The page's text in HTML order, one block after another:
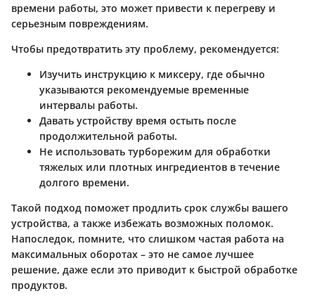
времени работы, это может привести к перегреву и
серьезным повреждениям.
Чтобы предотвратить эту проблему, рекомендуется:
Изучить инструкцию к миксеру, где обычно
указываются рекомендуемые временные
интервалы работы.
Давать устройству время остыть после
продолжительной работы.
Не использовать турборежим для обработки
тяжелых или плотных ингредиентов в течение
долгого времени.
Такой подход поможет продлить срок службы вашего
устройства, а также избежать возможных поломок.
Напоследок, помните, что слишком частая работа на
максимальных оборотах – это не самое лучшее
решение, даже если это приводит к быстрой обработке
продуктов.